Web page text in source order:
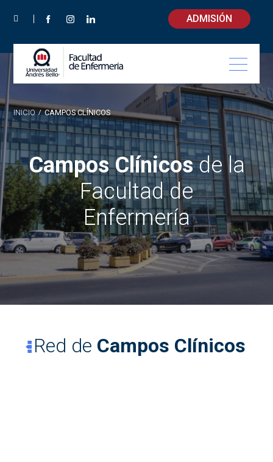
ADMISIÓN
INICIO / CAMPOS CLÍNICOS
Campos Clínicosde la
Facultad de
Enfermería
Red de Campos Clínicos